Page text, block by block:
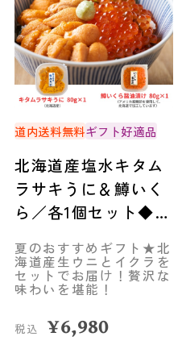
道内送料無料ギフト好適品
北海道産塩水キタム
ラサキうに＆鱒いく
ら／各1個セット◆共
夏のおすすめギフト★北
海道産生ウニとイクラを
セットでお届け！贅沢な
味わいを堪能！
税込 ¥6,980